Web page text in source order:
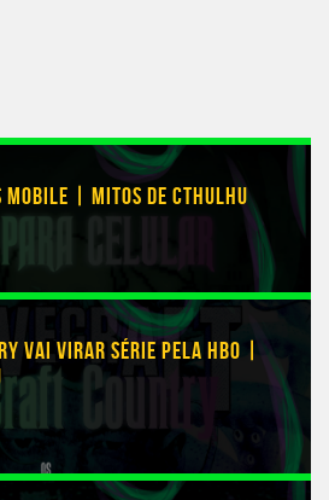
MOBILE | MITOS DE CTHULHU
VAI VIRAR SÉRIE PELA HBO |